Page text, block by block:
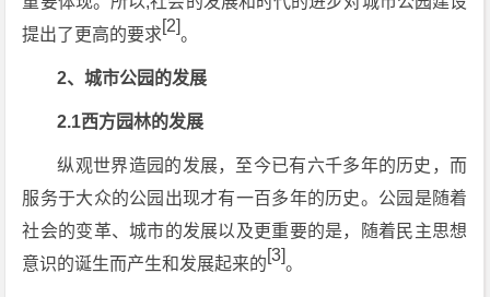
提出了更高的要求[2]。
2、城市公园的发展
2.1西方园林的发展
纵观世界造园的发展，至今已有六千多年的历史，而
服务于大众的公园出现才有一百多年的历史。公园是随着
社会的变革、城市的发展以及更重要的是，随着民主思想
意识的诞生而产生和发展起来的[3]。